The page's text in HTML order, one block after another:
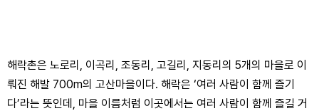
해락촌은 노로리, 이곡리, 조동리, 고길리, 지동리의 5개의 마을로 이
뤄진 해발 700m의 고산마을이다. 해락은 ‘여러 사람이 함께 즐기
다’라는 뜻인데, 마을 이름처럼 이곳에서는 여러 사람이 함께 즐길 거